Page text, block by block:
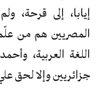
إيابا، إلى قرحة،
المصريين هم من
اللغة العربية،
جزائريين وإلا لحق